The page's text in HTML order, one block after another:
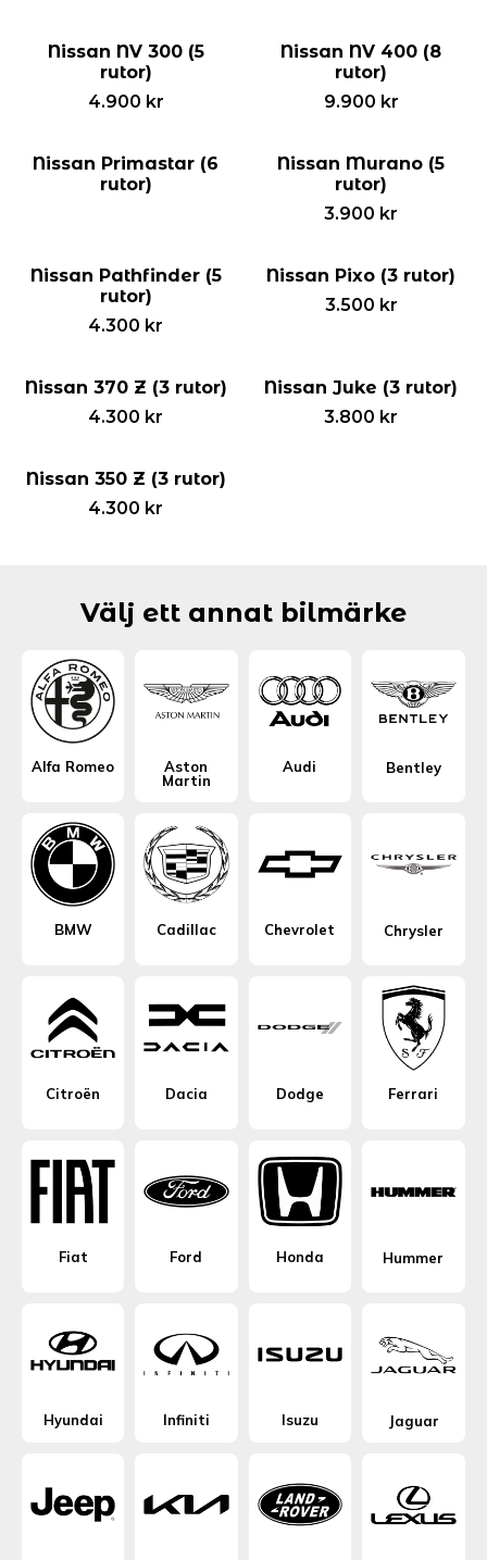
Nissan NV 300 (5
rutor)
4.900 kr
Nissan NV 400 (8
rutor)
9.900 kr
Nissan Primastar (6
rutor)
Nissan Murano (5
rutor)
3.900 kr
Nissan Pathfinder (5
rutor)
4.300 kr
Nissan Pixo (3 rutor)
3.500 kr
Nissan 370 Z (3 rutor)
4.300 kr
Nissan Juke (3 rutor)
3.800 kr
Nissan 350 Z (3 rutor)
4.300 kr
Välj ett annat bilmärke
Alfa Romeo
Aston
Martin
Audi Bentley
BMW Cadillac Chevrolet Chrysler
Citroën Dacia Dodge Ferrari
Fiat Ford Honda Hummer
Hyundai Infiniti Isuzu Jaguar